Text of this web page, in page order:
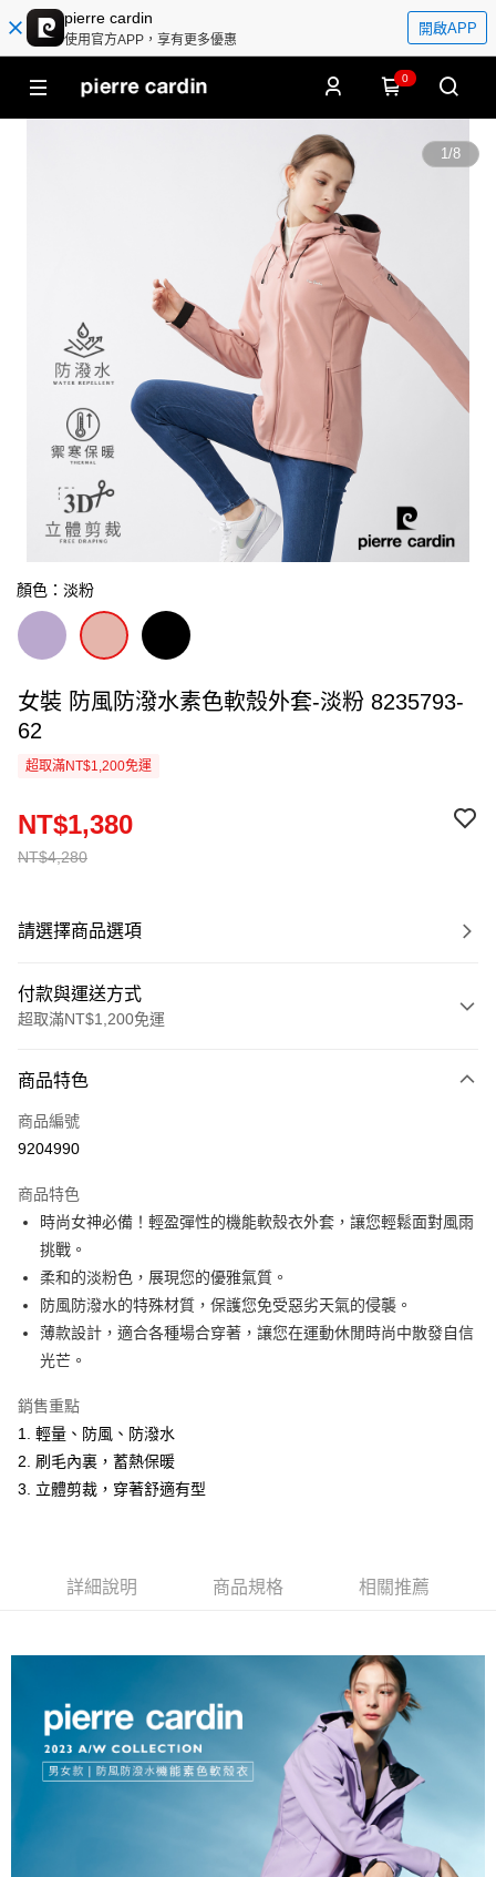
pierre cardin
使用官方APP，享有更多優惠
開啟APP
0
1/8
顏色：淡粉
女裝 防風防潑水素色軟殼外套-淡粉 8235793-
62
超取滿NT$1,200免運
NT$4,280
NT$1,380
請選擇商品選項
付款與運送方式
超取滿NT$1,200免運
信用卡一次付款
超商取貨付款
Apple Pay
悠遊付
Google Pay
ATM付款
全家取貨付款
每筆NT$60，滿NT$1,200(含以上)免運費
付款後全家取貨
7-11取貨付款
每筆NT$60，滿NT$1,200(含以上)免運費
付款後7-11取貨
每筆NT$60，滿NT$1,200(含以上)免運費
商品特色
商品編號
9204990
商品特色
時尚女神必備！輕盈彈性的機能軟殼衣外套，讓您輕鬆面對風雨
挑戰。
柔和的淡粉色，展現您的優雅氣質。
防風防潑水的特殊材質，保護您免受惡劣天氣的侵襲。
薄款設計，適合各種場合穿著，讓您在運動休閒時尚中散發自信
光芒。
銷售重點
1. 輕量、防風、防潑水
2. 刷毛內裏，蓄熱保暖
3. 立體剪裁，穿著舒適有型
詳細說明 商品規格 相關推薦